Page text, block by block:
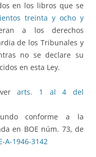
en los libros que se
treinta y ocho y
a los derechos
de los Tribunales y
no se declare su
en esta Ley.
verarts. 1 al 4 del
conforme a la
en BOE núm. 73, de
A-1946-3142